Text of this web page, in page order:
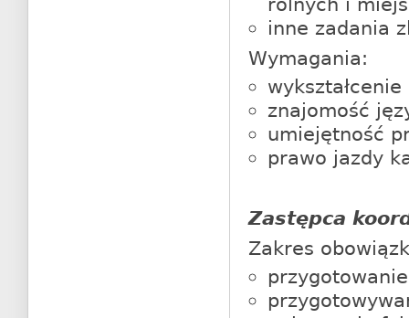
inne zadania
Wymagania:
znajomość
umiejętność
prawo jazdy
Zastępca
Zakres